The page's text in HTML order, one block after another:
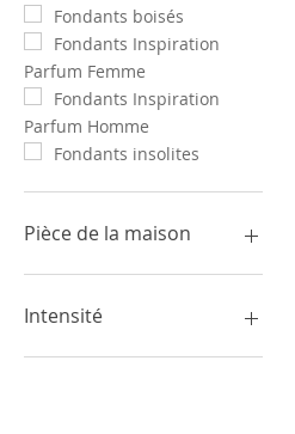
Fondants boisés
Fondants Inspiration
Parfum Femme
Fondants Inspiration
Parfum Homme
Fondants insolites
Pièce de la maison
Buanderie / Dressing
Bureau
Entrée / Hall
Intensité
Doux